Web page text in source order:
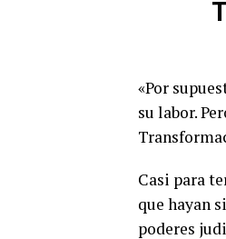
«Por
su labor.
Casi para
que hayan
poderes